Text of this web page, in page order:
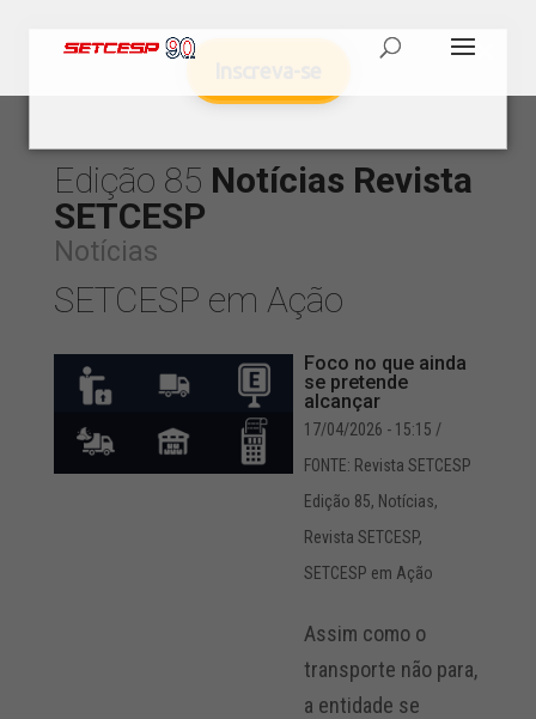
Edição 85 Notícias Revista
SETCESP
Notícias
SETCESP em Ação
Foco no que ainda
se pretende
alcançar
17/04/2026 - 15:15 /
FONTE: Revista SETCESP
Edição 85, Notícias,
Revista SETCESP,
SETCESP em Ação
Assim como o
transporte não para,
a entidade se